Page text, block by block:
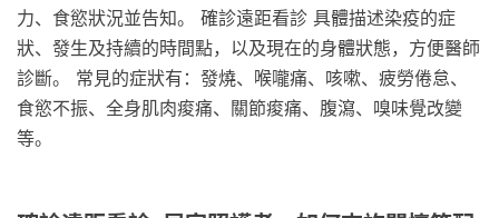
力、食慾狀況並告知。 確診遠距看診 具體描述染疫的症
狀、發生及持續的時間點，以及現在的身體狀態，方便醫師
診斷。 常見的症狀有：發燒、喉嚨痛、咳嗽、疲勞倦怠、
食慾不振、全身肌肉痠痛、關節痠痛、腹瀉、嗅味覺改變
等。